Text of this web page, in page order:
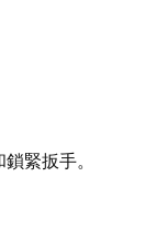
緊扳手。